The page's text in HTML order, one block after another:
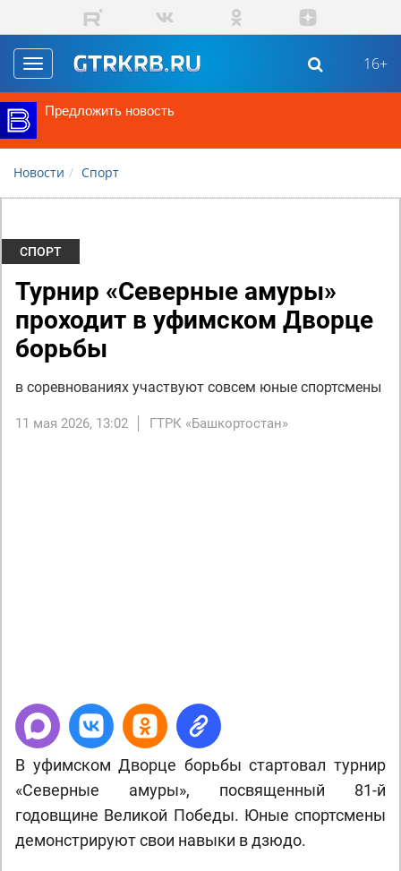
Перейти к основному содержанию
Toggle
navigation
16+
Предложить новость
Новости Спорт
СПОРТ
Турнир «Северные амуры»
проходит в уфимском Дворце
борьбы
в соревнованиях участвуют совсем юные спортсмены
11 мая 2026, 13:02 ГТРК «Башкортостан»
В уфимском Дворце борьбы стартовал турнир
«Северные амуры», посвященный 81-й
годовщине Великой Победы. Юные спортсмены
демонстрируют свои навыки в дзюдо.